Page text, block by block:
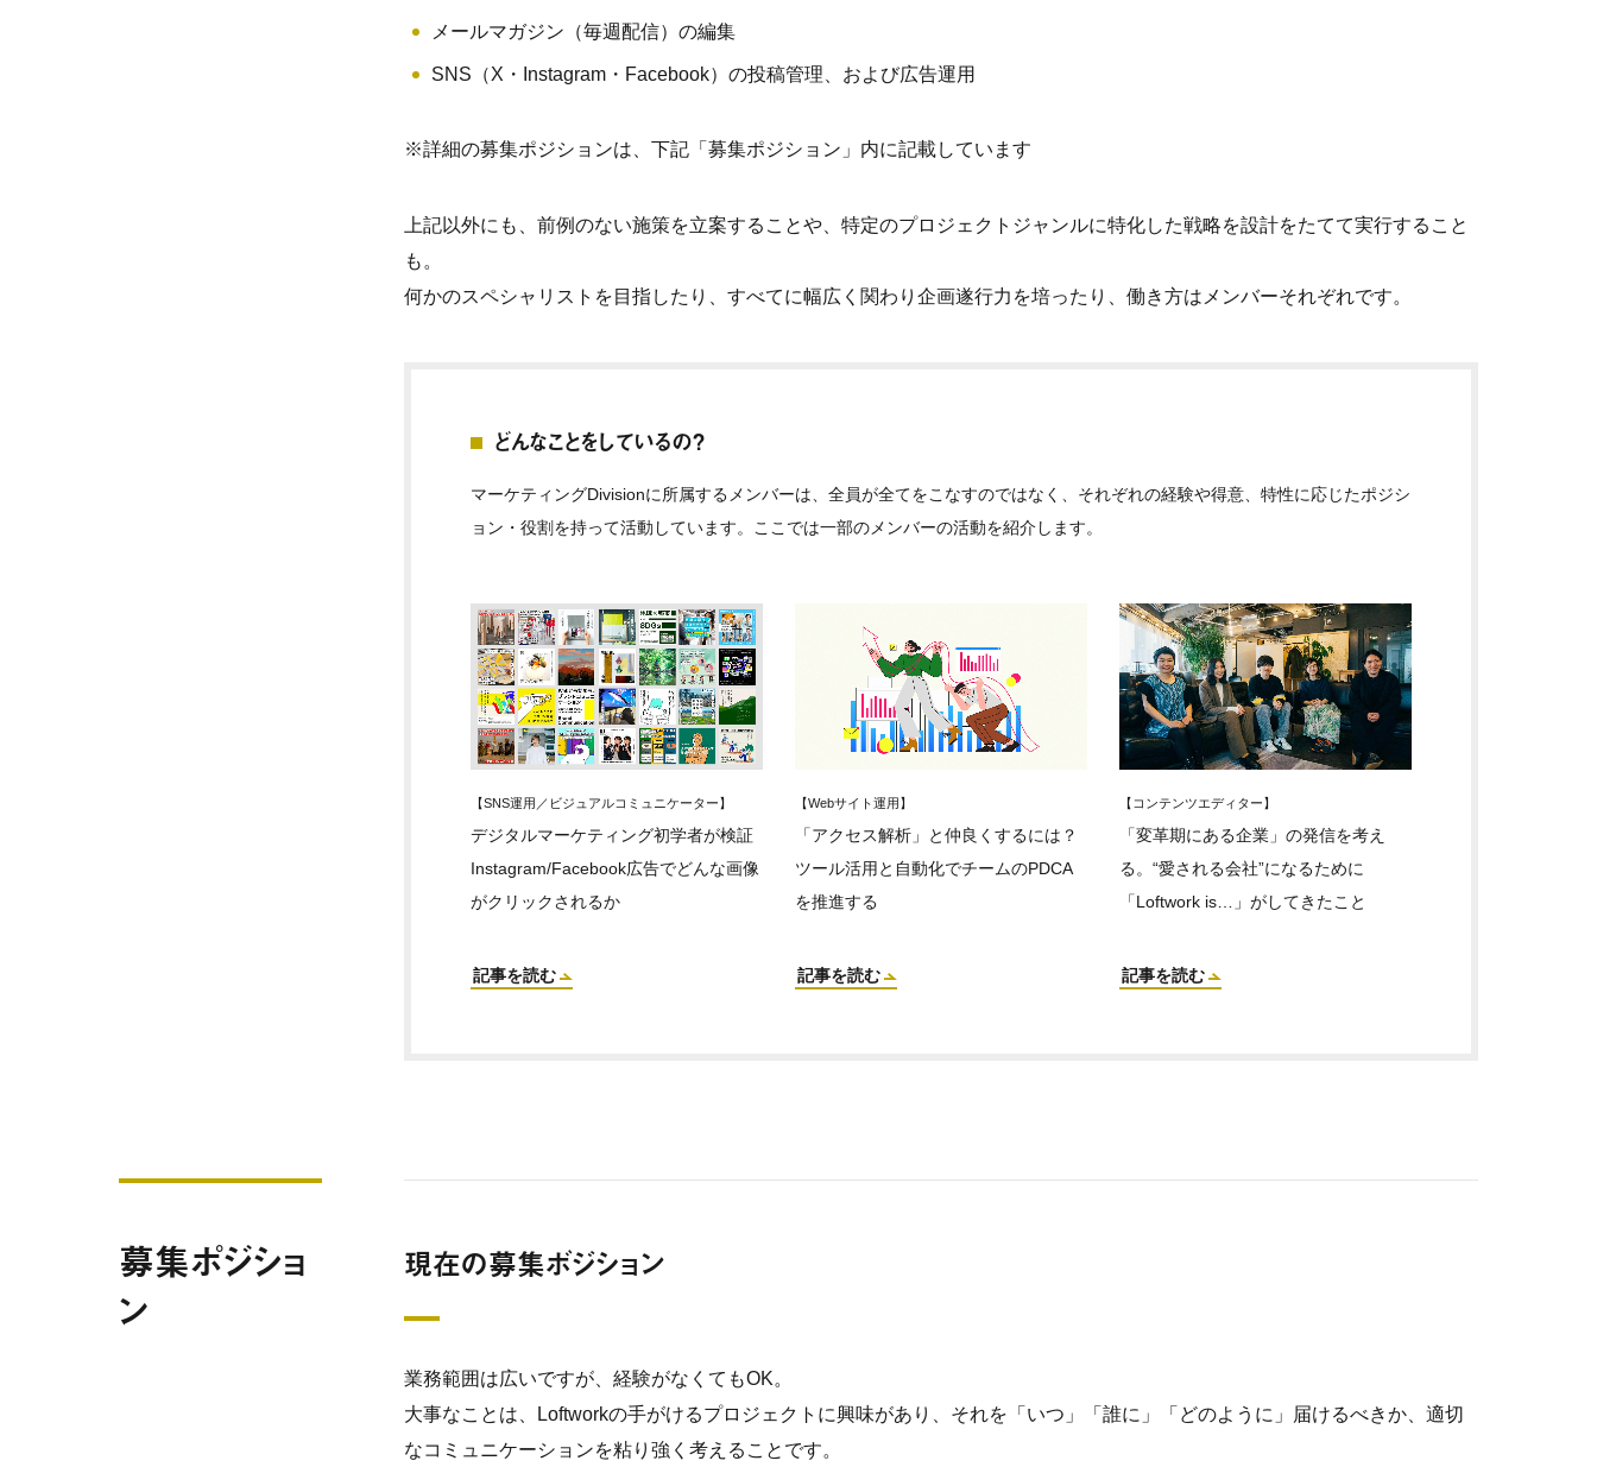
メールマガジン（毎週配信）の編集
SNS（X・Instagram・Facebook）の投稿管理、および広告運用
※詳細の募集ポジションは、下記「募集ポジション」内に記載しています
上記以外にも、前例のない施策を立案することや、特定のプロジェクトジャンルに特化した戦略を設計をたてて実行すること
も。
何かのスペシャリストを目指したり、すべてに幅広く関わり企画遂行力を培ったり、働き方はメンバーそれぞれです。
どんなことをしているの？
マーケティングDivisionに所属するメンバーは、全員が全てをこなすのではなく、それぞれの経験や得意、特性に応じたポジシ
ョン・役割を持って活動しています。ここでは一部のメンバーの活動を紹介します。
【SNS運用／ビジュアルコミュニケーター】
デジタルマーケティング初学者が検証
Instagram/Facebook広告でどんな画像
がクリックされるか
記事を読む
【Webサイト運用】
「アクセス解析」と仲良くするには？
ツール活用と自動化でチームのPDCA
を推進する
記事を読む
【コンテンツエディター】
「変革期にある企業」の発信を考え
る。“愛される会社”になるために
「Loftwork is…」がしてきたこと
記事を読む
募集ポジショ
ン
現在の募集ボジション
業務範囲は広いですが、経験がなくてもOK。
大事なことは、Loftworkの手がけるプロジェクトに興味があり、それを「いつ」「誰に」「どのように」届けるべきか、適切
なコミュニケーションを粘り強く考えることです。